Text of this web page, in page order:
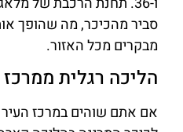
סביר מהכיכר, מה שהופך
מבקרים מכל האזור.
הליכה רגלית
אם אתם שוהים במרכז העיר